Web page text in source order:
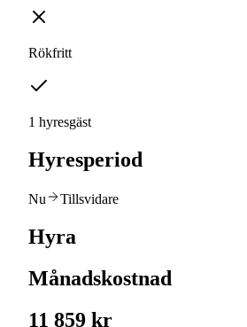
Rökfritt
1 hyresgäst
Hyresperiod
Nu Tillsvidare
Hyra
Månadskostnad
11 859 kr